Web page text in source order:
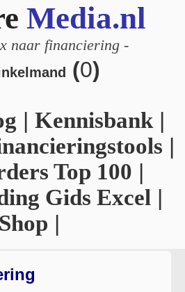
Media.nl
naar financiering -
(0)
| Kennisbank|
|
Top 100 |
Gids Excel |
Shop |